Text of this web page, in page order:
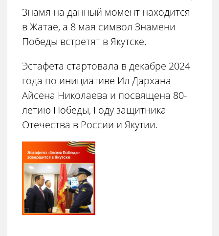
Знамя на данный момент находится
в Жатае, а 8 мая символ Знамени
Победы встретят в Якутске.
Эстафета стартовала в декабре 2024
года по инициативе Ил Дархана
Айсена Николаева и посвящена 80-
летию Победы, Году защитника
Отечества в России и Якутии.